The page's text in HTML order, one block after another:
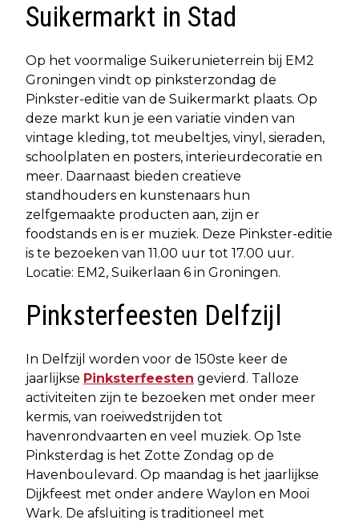
Suikermarkt in Stad
Op het voormalige Suikerunieterrein bij EM2
Groningen vindt op pinksterzondag de
Pinkster-editie van de Suikermarkt plaats. Op
deze markt kun je een variatie vinden van
vintage kleding, tot meubeltjes, vinyl, sieraden,
schoolplaten en posters, interieurdecoratie en
meer. Daarnaast bieden creatieve
standhouders en kunstenaars hun
zelfgemaakte producten aan, zijn er
foodstands en is er muziek. Deze Pinkster-editie
is te bezoeken van 11.00 uur tot 17.00 uur.
Locatie: EM2, Suikerlaan 6 in Groningen.
Pinksterfeesten Delfzijl
In Delfzijl worden voor de 150ste keer de
jaarlijkse Pinksterfeesten gevierd. Talloze
activiteiten zijn te bezoeken met onder meer
kermis, van roeiwedstrijden tot
havenrondvaarten en veel muziek. Op 1ste
Pinksterdag is het Zotte Zondag op de
Havenboulevard. Op maandag is het jaarlijkse
Dijkfeest met onder andere Waylon en Mooi
Wark. De afsluiting is traditioneel met